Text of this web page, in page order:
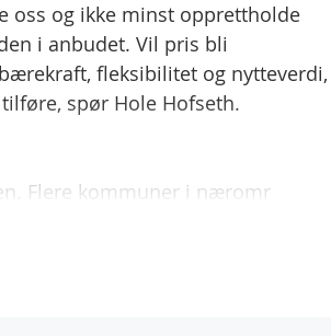
oss og ikke minst opprettholde
i anbudet. Vil pris bli
fleksibilitet og nytteverdi,
spør Hole Hofseth.
Flere kommuner i næromr